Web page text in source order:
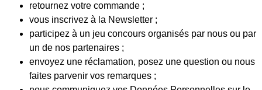
retournez votre commande ;
vous inscrivez à la Newsletter ;
participez à un jeu concours organisés par nous ou par
un de nos partenaires ;
envoyez une réclamation, posez une question ou nous
faites parvenir vos remarques ;